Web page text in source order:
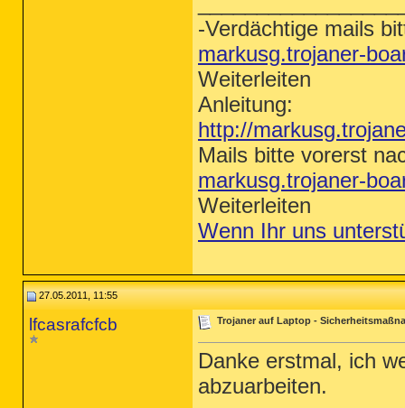
-Verdächtige mails
markusg.trojaner-
Weiterleiten
Anleitung:
http://
Mails bitte vorerst
markusg.trojaner-
Weiterleiten
Wenn Ihr uns
27.05.2011, 11:55
lfcasrafcfcb Trojaner auf Laptop -
Danke erstmal, ich
abzuarbeiten.